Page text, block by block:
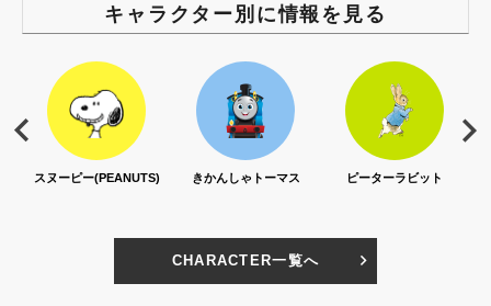
キャラクター別に情報を見る
きかんしゃトーマス ピーターラビット セサミストリート
CHARACTER一覧へ